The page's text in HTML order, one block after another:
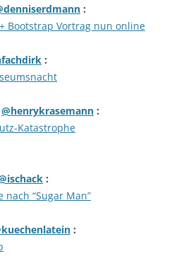
:
Bootstrap Vortrag nun online
:
@henrykrasemann :
Katastrophe
:
nach “Sugar Man”
: